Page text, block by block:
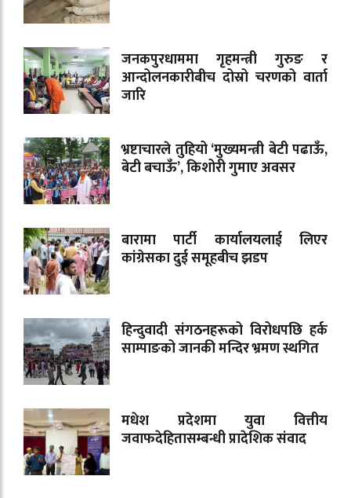
जनकपुरधाममा गृहमन्त्री गुरुङ र
आन्दोलनकारीबीच दोस्रो चरणको वार्ता
जारि
भ्रष्टाचारले तुहियो ‘मुख्यमन्त्री बेटी पढाऊँ,
बेटी बचाऊँ’, किशोरी गुमाए अवसर
बारामा पार्टी कार्यालयलाई लिएर
कांग्रेसका दुई समूहबीच झडप
हिन्दुवादी संगठनहरूको विरोधपछि हर्क
साम्पाङको जानकी मन्दिर भ्रमण स्थगित
मधेश प्रदेशमा युवा वित्तीय
जवाफदेहितासम्बन्धी प्रादेशिक संवाद